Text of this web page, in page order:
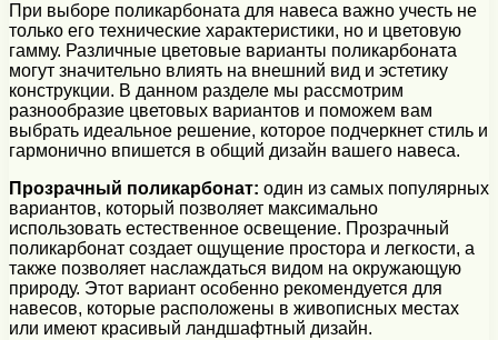
При выборе поликарбоната для навеса важно учесть не
только его технические характеристики, но и цветовую
гамму. Различные цветовые варианты поликарбоната
могут значительно влиять на внешний вид и эстетику
конструкции. В данном разделе мы рассмотрим
разнообразие цветовых вариантов и поможем вам
выбрать идеальное решение, которое подчеркнет стиль и
гармонично впишется в общий дизайн вашего навеса.
Прозрачный поликарбонат: один из самых популярных
вариантов, который позволяет максимально
использовать естественное освещение. Прозрачный
поликарбонат создает ощущение простора и легкости, а
также позволяет наслаждаться видом на окружающую
природу. Этот вариант особенно рекомендуется для
навесов, которые расположены в живописных местах
или имеют красивый ландшафтный дизайн.